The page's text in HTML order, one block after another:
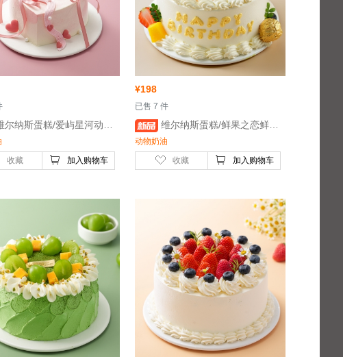
纳斯蛋糕/爱屿星河动物奶油蛋糕/6英寸- 鸡蛋、稀奶油、牛奶
收藏 加入购物车
¥198
已售 7 件
维尔纳斯蛋糕/鲜果之恋鲜果动物奶油蛋糕/6英寸- 鸡蛋、稀奶油、牛奶
动物奶油
收藏 加入购物车